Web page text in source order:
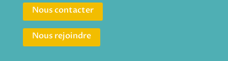
Nous contacter
Nous rejoindre